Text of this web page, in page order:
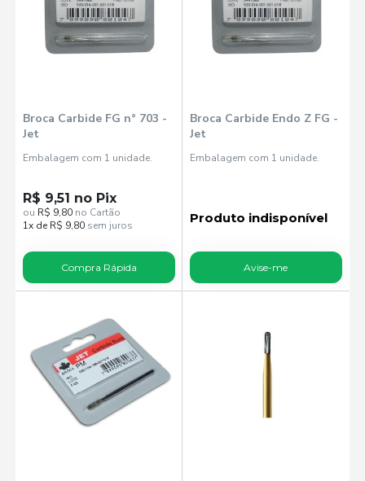
Broca Carbide FG n° 703 -
Jet
Embalagem com 1 unidade.
R$ 9,51 no Pix
ou R$ 9,80 no Cartão
1x de R$ 9,80 sem juros
Compra Rápida
Broca Carbide Endo Z FG -
Jet
Embalagem com 1 unidade.
Produto indisponível
Avise-me